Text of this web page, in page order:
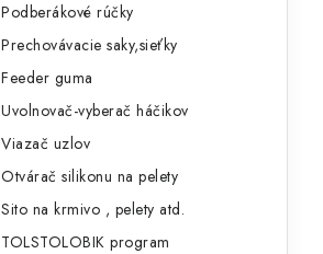
Podberákové rúčky
Prechovávacie saky,sieťky
Feeder guma
Uvolnovač-vyberač háčikov
Viazač uzlov
Otvárač silikonu na pelety
Sito na krmivo , pelety atd.
TOLSTOLOBIK program